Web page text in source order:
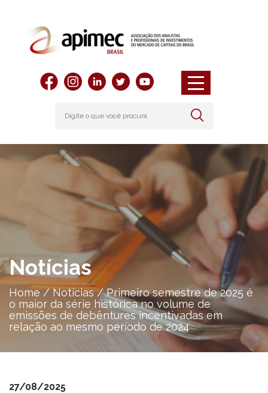
Notícias
Home/Notícias/Primeiro semestre de 2025 é
o maior da série histórica no volume de
emissões de debêntures incentivadas em
relação ao mesmo período de 2024
27/08/2025